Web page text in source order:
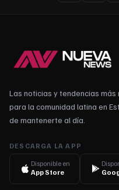
Las noticias y tendencias
para la comunidad latina en
de mantenerte al día.
DESCARGA LA APP
Disponible en
App Store